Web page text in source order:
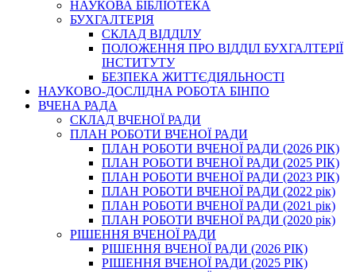
НАУКОВА БІБЛІОТЕКА
БУХГАЛТЕРІЯ
СКЛАД ВІДДІЛУ
ПОЛОЖЕННЯ ПРО ВІДДІЛ БУХГАЛТЕРІЇ
ІНСТИТУТУ
БЕЗПЕКА ЖИТТЄДІЯЛЬНОСТІ
НАУКОВО-ДОСЛІДНА РОБОТА БІНПО
ВЧЕНА РАДА
СКЛАД ВЧЕНОЇ РАДИ
ПЛАН РОБОТИ ВЧЕНОЇ РАДИ
ПЛАН РОБОТИ ВЧЕНОЇ РАДИ (2026 РІК)
ПЛАН РОБОТИ ВЧЕНОЇ РАДИ (2025 РІК)
ПЛАН РОБОТИ ВЧЕНОЇ РАДИ (2023 РІК)
ПЛАН РОБОТИ ВЧЕНОЇ РАДИ (2022 рік)
ПЛАН РОБОТИ ВЧЕНОЇ РАДИ (2021 рік)
ПЛАН РОБОТИ ВЧЕНОЇ РАДИ (2020 рік)
РІШЕННЯ ВЧЕНОЇ РАДИ
РІШЕННЯ ВЧЕНОЇ РАДИ (2026 РІК)
РІШЕННЯ ВЧЕНОЇ РАДИ (2025 РІК)